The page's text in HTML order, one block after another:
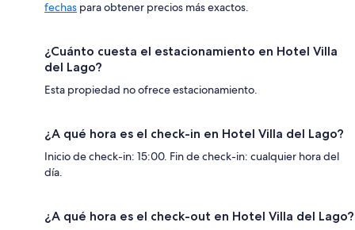
fechas para obtener precios más exactos.
¿Cuánto cuesta el estacionamiento en Hotel Villa
del Lago?
Esta propiedad no ofrece estacionamiento.
¿A qué hora es el check-in en Hotel Villa del Lago?
Inicio de check-in: 15:00. Fin de check-in: cualquier hora del
día.
¿A qué hora es el check-out en Hotel Villa del Lago?